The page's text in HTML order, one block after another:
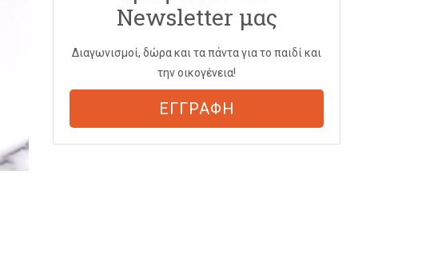
Newsletter μας
Διαγωνισμοί, δώρα και τα πάντα για το παιδί και
την οικογένεια!
ΕΓΓΡΑΦΗ